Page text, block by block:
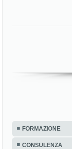
FORMAZIONE
CONSULENZA